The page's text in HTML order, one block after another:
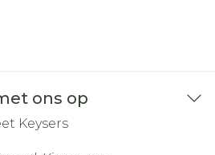
ons op
Keysers